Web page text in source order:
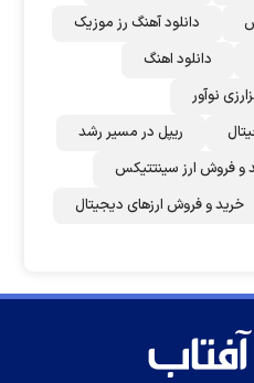
دانلود آهنگ رز‌ موزیک
دانلود اهنگ
نوآور
ریپل در مسیر رشد
و فروش ارز سینتتیکس
خرید و فروش ارزهای دیجیتال